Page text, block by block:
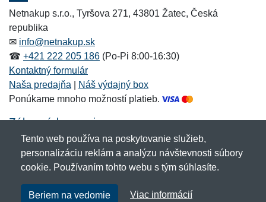
Meno:*
E-mail:*
Správa*
E-mail:*
Správa*
Netnakup s.r.o., Tyršova 271, 43801 Žatec, Česká
republika
✉ info@netnakup.sk
☎ +421 222 205 186 (Po-Pi 8:00-16:30)
Kontaktný formulár
Naša predajňa
Náš výdajný box
Ponúkame mnoho možností platieb.
Zákaznícky servis
Novinky emailom
Copyright © 2007-2026 (19 rokov s vami)Netnakup.sk
Tento web používa na poskytovanie služieb,
personalizáciu reklám a analýzu návštevnosti súbory
cookie. Používaním tohto webu s tým súhlasíte.
Beriem na vedomie Viac informácií